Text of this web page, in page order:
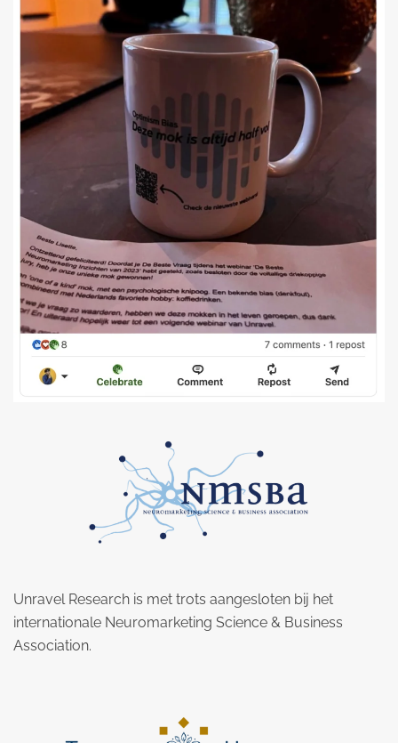
Unravel Research is met trots aangesloten bij het
internationale Neuromarketing Science & Business
Association.